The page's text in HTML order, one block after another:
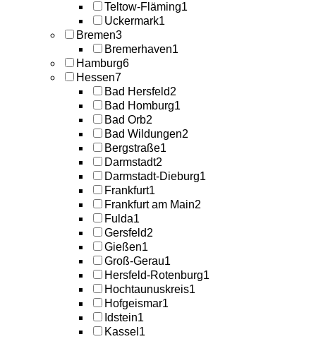
Teltow-Fläming1
Uckermark1
Bremen3
Bremerhaven1
Hamburg6
Hessen7
Bad Hersfeld2
Bad Homburg1
Bad Orb2
Bad Wildungen2
Bergstraße1
Darmstadt2
Darmstadt-Dieburg1
Frankfurt1
Frankfurt am Main2
Fulda1
Gersfeld2
Gießen1
Groß-Gerau1
Hersfeld-Rotenburg1
Hochtaunuskreis1
Hofgeismar1
Idstein1
Kassel 1